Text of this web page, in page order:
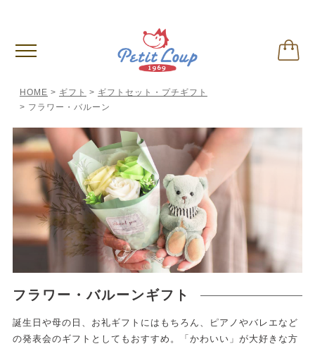
HOME ギフト
ギフトセット・プチギフト
フラワー・バルーン
フラワー・バルーンギフト
誕生日や母の日、お礼ギフトにはもちろん、ピアノやバレエなど
の発表会のギフトとしてもおすすめ。「かわいい」が大好きな方